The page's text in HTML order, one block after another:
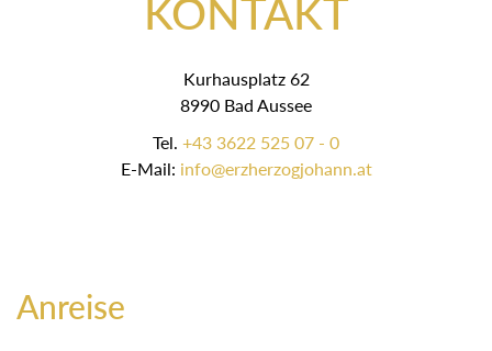
KONTAKT
Kurhausplatz 62
8990 Bad Aussee
Tel. +43 3622 525 07 - 0
E-Mail: info@erzherzogjohann.at
Anreise